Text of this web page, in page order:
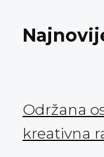
Održana
kreativna